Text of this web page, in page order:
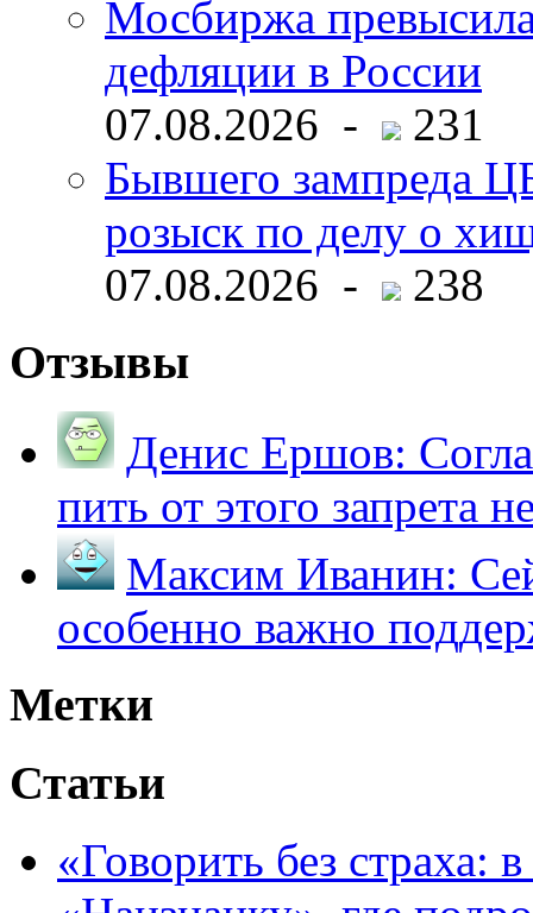
Мосбиржа
дефляции в России
07.08.2026 -
231
Бывшего зампреда
розыск по делу о
07.08.2026 -
238
Отзывы
Денис Ершов:
пить от этого запрета
Максим Иванин:
особенно важно
Метки
Статьи
«Говорить без страха: